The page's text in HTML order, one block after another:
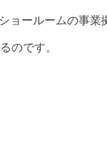
ョールームの事業
のです。